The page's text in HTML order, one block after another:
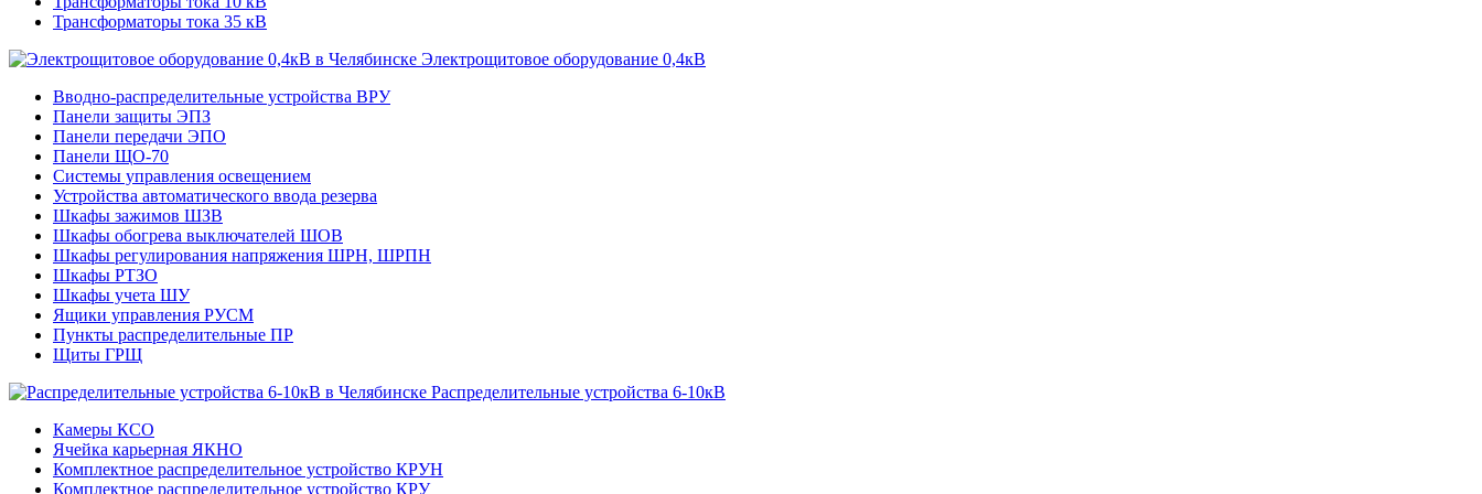
Трансформаторы тока 35 кВ
Электрощитовое оборудование 0,4кВ
Вводно-распределительные устройства ВРУ
Панели защиты ЭПЗ
Панели передачи ЭПО
Панели ЩО-70
Системы управления освещением
Устройства автоматического ввода резерва
Шкафы зажимов ШЗВ
Шкафы обогрева выключателей ШОВ
Шкафы регулирования напряжения ШРН, ШРПН
Шкафы РТЗО
Шкафы учета ШУ
Ящики управления РУСМ
Пункты распределительные ПР
Щиты ГРЩ
Распределительные устройства 6-10кВ
Камеры КСО
Ячейка карьерная ЯКНО
Комплектное распределительное устройство КРУН
Комплектное распределительное устройство КРУ